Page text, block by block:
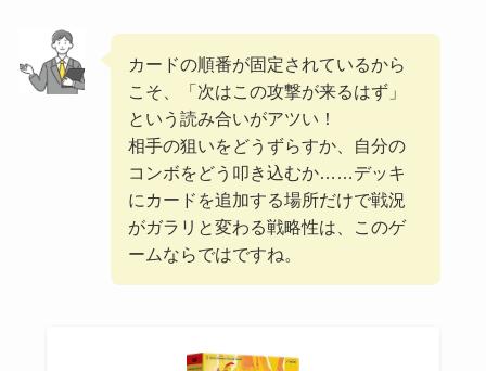
カードの順番が固定されているから
こそ、「次はこの攻撃が来るはず」
という読み合いがアツい！
相手の狙いをどうずらすか、自分の
コンボをどう叩き込むか……デッキ
にカードを追加する場所だけで戦況
がガラリと変わる戦略性は、このゲ
ームならではですね。